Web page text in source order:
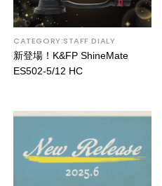
CATEGORY:STAFF DIALY
新登場！K&FP ShineMate
ES502-5/12 HC